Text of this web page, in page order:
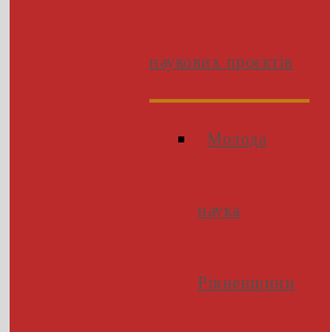
наукових проєктів
Молода
наука
Рівненщини